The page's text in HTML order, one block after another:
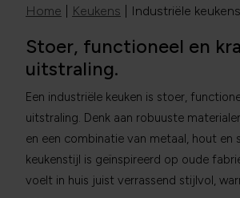
Home Keukens Industriële keukens
Stoer, functioneel en
uitstraling.
Een industriële keuken is stoer,
uitstraling. Denk aan robuuste
en een combinatie van metaal, hout en
keukenstijl is geïnspireerd op oude
voelt in huis juist verrassend stijlvol,